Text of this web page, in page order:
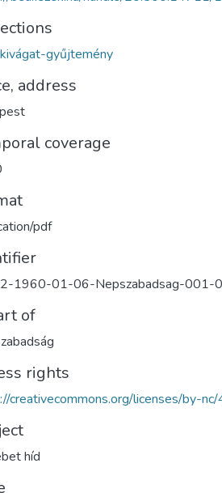
gyűjtemény
address
coverage
pdf
1960-01-06-Nepszabadsag-001-
of
rights
creativecommons.org/licenses/by-
híd